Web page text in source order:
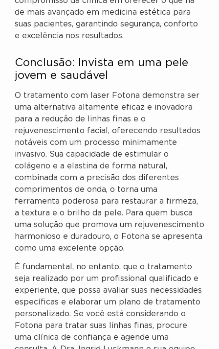
de mais avançado em medicina estética para
suas pacientes, garantindo segurança, conforto
e excelência nos resultados.
Conclusão: Invista em uma pele
jovem e saudável
O tratamento com laser Fotona demonstra ser
uma alternativa altamente eficaz e inovadora
para a redução de linhas finas e o
rejuvenescimento facial, oferecendo resultados
notáveis com um processo minimamente
invasivo. Sua capacidade de estimular o
colágeno e a elastina de forma natural,
combinada com a precisão dos diferentes
comprimentos de onda, o torna uma
ferramenta poderosa para restaurar a firmeza,
a textura e o brilho da pele. Para quem busca
uma solução que promova um rejuvenescimento
harmonioso e duradouro, o Fotona se apresenta
como uma excelente opção.
É fundamental, no entanto, que o tratamento
seja realizado por um profissional qualificado e
experiente, que possa avaliar suas necessidades
específicas e elaborar um plano de tratamento
personalizado. Se você está considerando o
Fotona para tratar suas linhas finas, procure
uma clínica de confiança e agende uma